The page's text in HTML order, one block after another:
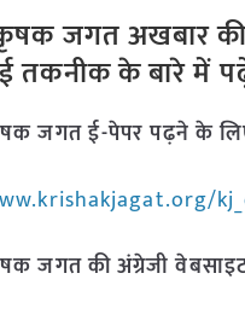
जगत अखबार
तकनीक के बारे में
जगत ई-पेपर पढ़ने के
जगत की अंग्रेजी